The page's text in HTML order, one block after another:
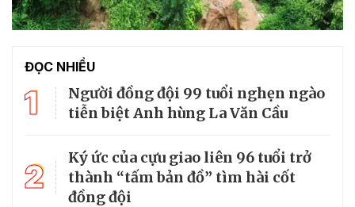
ĐỌC NHIỀU
1
Người đồng đội 99 tuổi nghẹn ngào
tiễn biệt Anh hùng La Văn Cầu
2
Ký ức của cựu giao liên 96 tuổi trở
thành “tấm bản đồ” tìm hài cốt
đồng đội